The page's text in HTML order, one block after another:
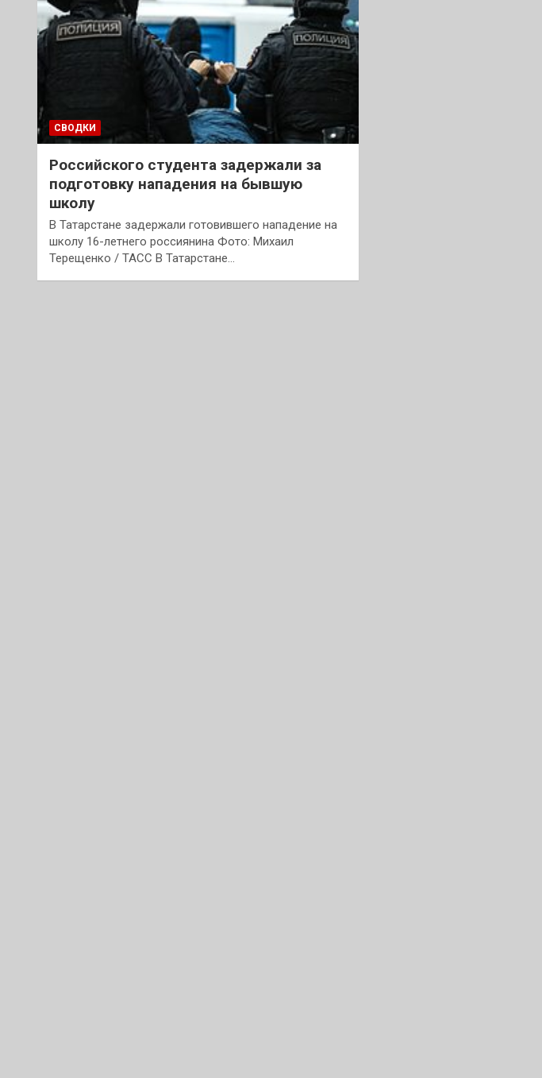
СВОДКИ
Российского студента задержали за
подготовку нападения на бывшую
школу
В Татарстане задержали готовившего нападение на
школу 16-летнего россиянина Фото: Михаил
Терещенко / ТАСС В Татарстане…